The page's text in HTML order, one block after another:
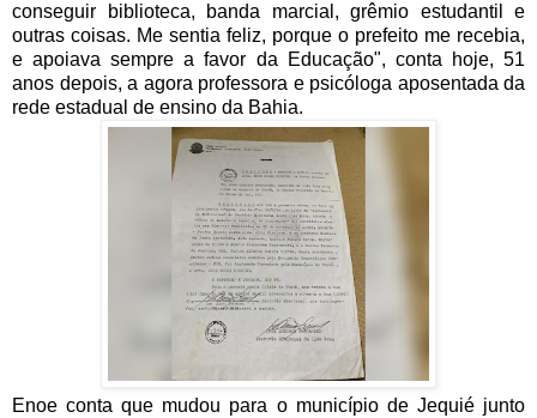
conseguir biblioteca, banda marcial, grêmio estudantil e
outras coisas. Me sentia feliz, porque o prefeito me recebia,
e apoiava sempre a favor da Educação", conta hoje, 51
anos depois, a agora professora e psicóloga aposentada da
rede estadual de ensino da Bahia.
Enoe conta que mudou para o município de Jequié junto